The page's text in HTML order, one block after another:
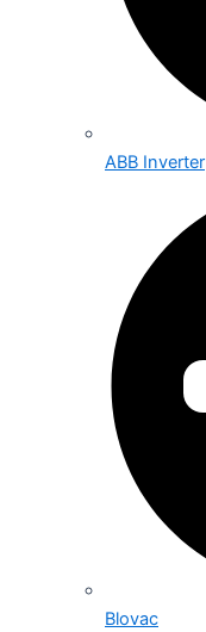
ABB Inverter
Blovac